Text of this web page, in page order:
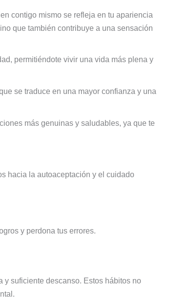
contigo mismo se refleja en tu apariencia
que también contribuye a una sensación
permitiéndote vivir una vida más plena y
se traduce en una mayor confianza y una
más genuinas y saludables, ya que te
hacia la autoaceptación y el cuidado
y perdona tus errores.
y suficiente descanso. Estos hábitos no